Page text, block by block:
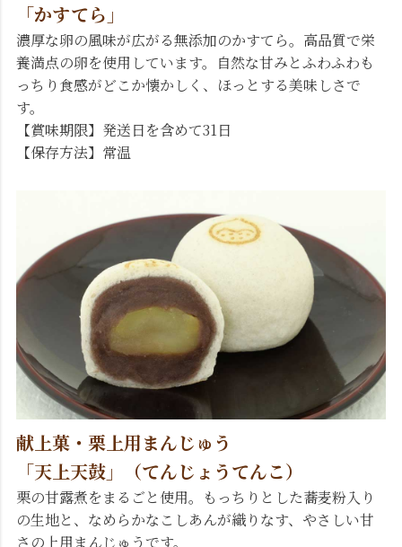
「かすてら」
濃厚な卵の風味が広がる無添加のかすてら。高品質で栄
養満点の卵を使用しています。自然な甘みとふわふわも
っちり食感がどこか懐かしく、ほっとする美味しさで
す。
【賞味期限】発送日を含めて31日
【保存方法】常温
献上菓・栗上用まんじゅう
「天上天鼓」（てんじょうてんこ）
栗の甘露煮をまるごと使用。もっちりとした蕎麦粉入り
の生地と、なめらかなこしあんが織りなす、やさしい甘
さの上用まんじゅうです。